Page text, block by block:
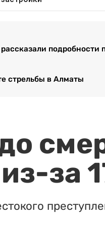
подробности
стрельбы в Алматы
за